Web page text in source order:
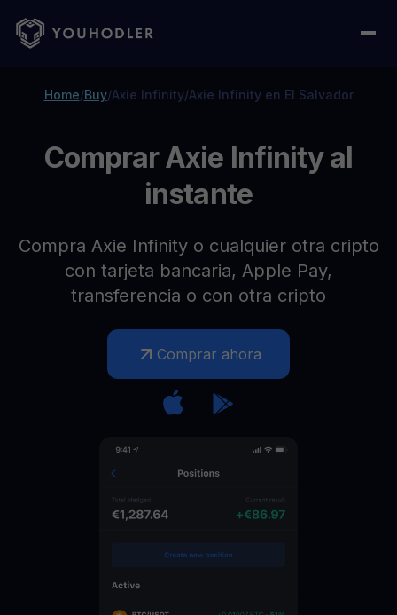
Home/Buy/Axie Infinity/Axie Infinity en El Salvador
Comprar Axie Infinity al
instante
Compra Axie Infinity o cualquier otra cripto
con tarjeta bancaria, Apple Pay,
transferencia o con otra cripto
Comprar ahora